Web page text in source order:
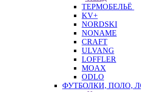
ТЕРМОБЕЛЬЁ
KV+
NORDSKI
NONAME
CRAFT
ULVANG
LOFFLER
MOAX
ODLO
ФУТБОЛКИ, ПОЛО,